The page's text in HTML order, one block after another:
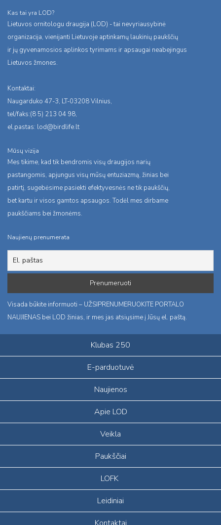
Kas tai yra LOD?
Lietuvos ornitologu draugija (LOD) - tai nevyriausybinė
organizacija, vienijanti Lietuvoje aptinkamų laukinių paukščių
ir jų gyvenamosios aplinkos tyrimams ir apsaugai neabejingus
Lietuvos žmones.
Kontaktai:
Naugarduko 47-3, LT-03208 Vilnius,
tel/faks:(8 5) 213 04 98,
el.pastas: lod@birdlife.lt
Mūsų vizija
Mes tikime, kad tik bendromis visų draugijos narių
pastangomis, apjungus visų mūsų entuziazmą, žinias bei
patirtį, sugebėsime pasiekti efektyvesnės ne tik paukščių,
bet kartu ir visos gamtos apsaugos. Todėl mes dirbame
paukščiams bei žmonėms.
Naujienų prenumerata
Visada būkite informuoti – UŽSIPRENUMERUOKITE PORTALO
NAUJIENAS bei LOD žinias, ir mes jas atsiųsime į Jūsų el. paštą.
Klubas 250
E-parduotuvė
Naujienos
Apie LOD
Veikla
Paukščiai
LOFK
Leidiniai